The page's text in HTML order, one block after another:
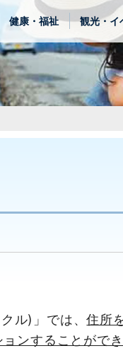
健康・福祉 観光・イ
ル)」では、住所
ンすることがで